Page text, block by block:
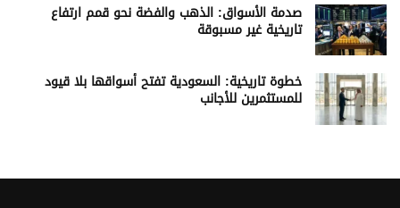
صدمة الأسواق: الذهب والفضة نحو قمم ارتفاع
تاريخية غير مسبوقة
خطوة تاريخية: السعودية تفتح أسواقها بلا قيود
للمستثمرين للأجانب